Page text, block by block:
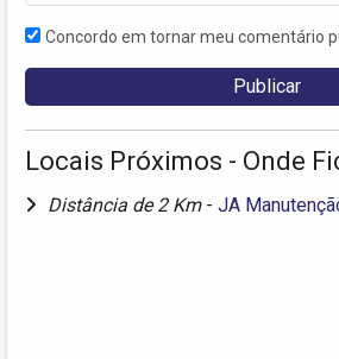
Concordo em tornar meu comentário
Locais Próximos - Onde
Distância de 2 Km - JA